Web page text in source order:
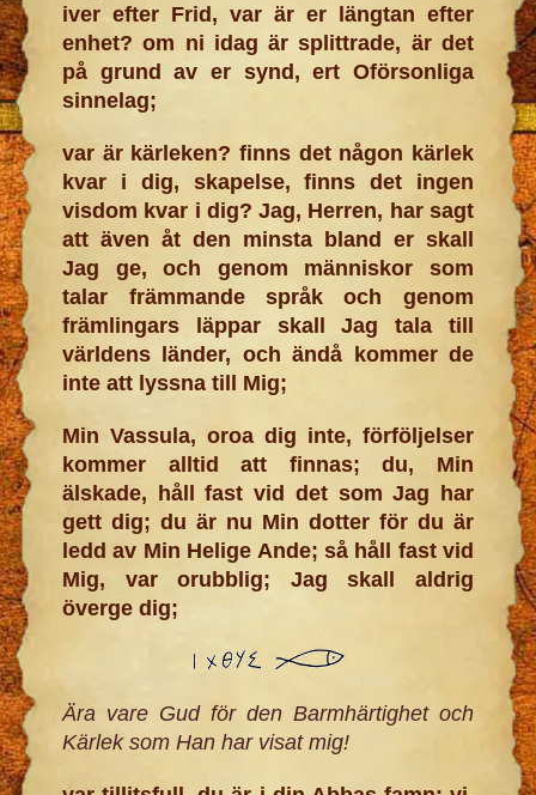
iver efter Frid, var är er längtan efter
enhet? om ni idag är splittrade, är det
på grund av er synd, ert Oförsonliga
sinnelag;
var är kärleken? finns det någon kärlek
kvar i dig, skapelse, finns det ingen
visdom kvar i dig? Jag, Herren, har sagt
att även åt den minsta bland er skall
Jag ge, och genom människor som
talar främmande språk och genom
främlingars läppar skall Jag tala till
världens länder, och ändå kommer de
inte att lyssna till Mig;
Min Vassula, oroa dig inte, förföljelser
kommer alltid att finnas; du, Min
älskade, håll fast vid det som Jag har
gett dig; du är nu Min dotter för du är
ledd av Min Helige Ande; så håll fast vid
Mig, var orubblig; Jag skall aldrig
överge dig;
Ära vare Gud för den Barmhärtighet och
Kärlek som Han har visat mig!